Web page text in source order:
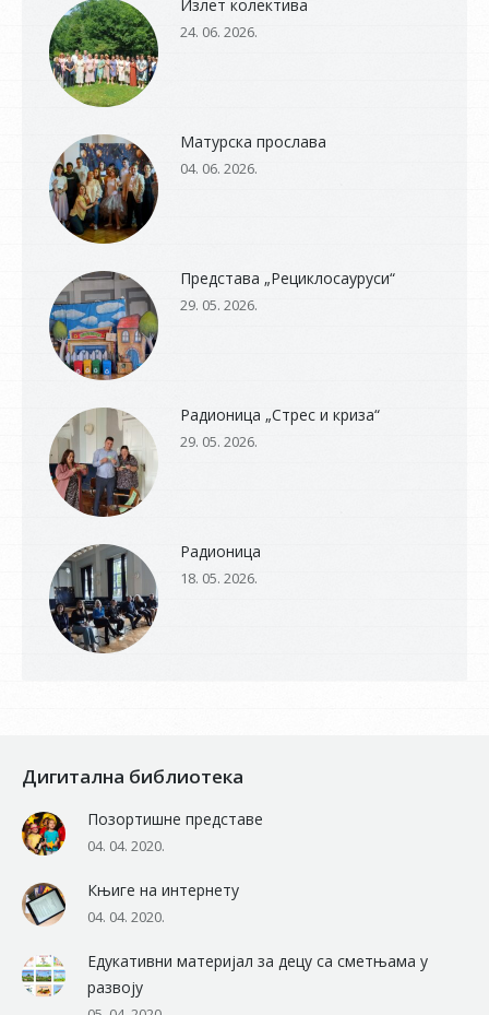
Излет колектива
24. 06. 2026.
Матурска прослава
04. 06. 2026.
Представа „Рециклосауруси“
29. 05. 2026.
Радионица „Стрес и криза“
29. 05. 2026.
Радионица
18. 05. 2026.
Дигитална библиотека
Позортишне представе
04. 04. 2020.
Књиге на интернету
04. 04. 2020.
Едукативни материјал за децу са сметњама у
развоју